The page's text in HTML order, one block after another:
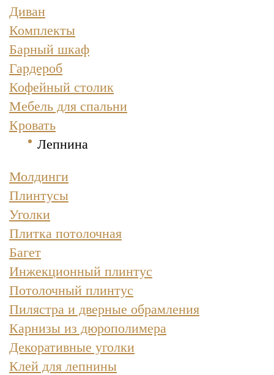
Диван
Комплекты
Барный шкаф
Гардероб
Кофейный столик
Мебель для спальни
Кровать
Лепнина
Молдинги
Плинтусы
Уголки
Плитка потолочная
Багет
Инжекционный плинтус
Потолочный плинтус
Пилястра и дверные обрамления
Карнизы из дюрополимера
Декоративные уголки
Клей для лепнины